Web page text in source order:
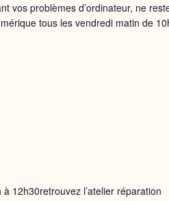
vos problèmes d’ordinateur, ne
tous les vendredi matin de
12h30retrouvez l’atelier réparation